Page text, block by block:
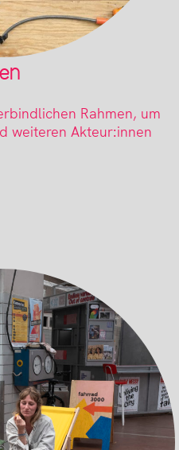
Rahmen, um
weiteren Akteur:innen